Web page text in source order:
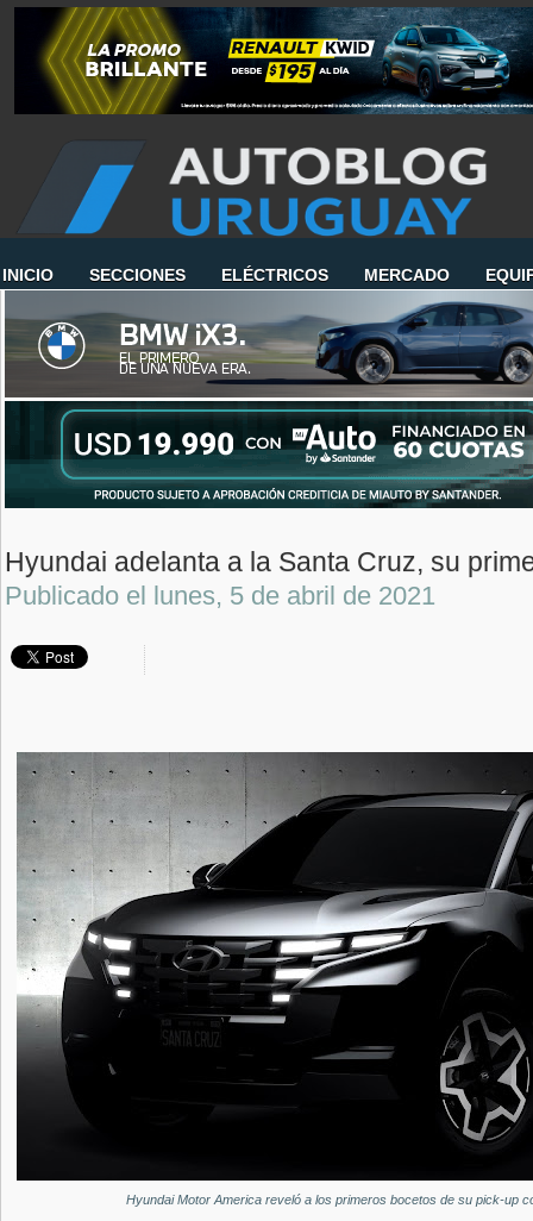
INICIO SECCIONES ELÉCTRICOS MERCADO
Hyundai adelanta a la Santa Cruz, su
Publicado el lunes, 5 de abril de 2021
Hyundai Motor America reveló a los primeros bocetos de su pick-up